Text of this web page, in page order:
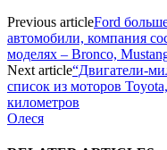
Previous articleFord
автомобили, компания
моделях – Bronco,
Next article“Двигатели-
список из моторов
километров
Олеся